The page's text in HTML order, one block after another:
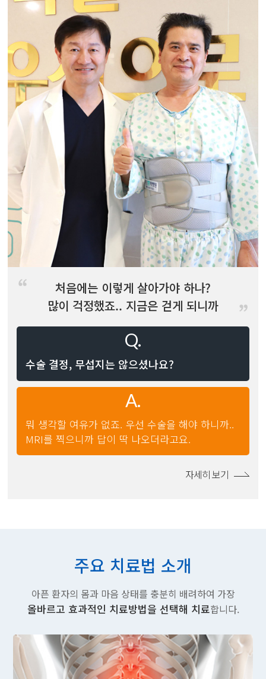
처음에는 이렇게 살아가야 하나?
많이 걱정했죠.. 지금은 걷게 되니까
또 다른 삶이 생기는 거죠.
수술 결정, 무섭지는 않으셨나요?
뭐 생각할 여유가 없죠. 우선 수술을 해야 하니까..
MRI를 찍으니까 답이 딱 나오더라고요.
자세히 보기
주요 치료법 소개
아픈 환자의 몸과 마음 상태를 충분히 배려하여 가장
올바르고 효과적인 치료방법을 선택해 치료합니다.